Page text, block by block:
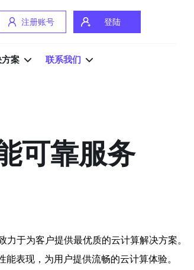
注册账号 登陆
案 联系我们
可靠服务
于为客户提供最优质的云计算解决方案。
表现，为用户提供流畅的云计算体验。